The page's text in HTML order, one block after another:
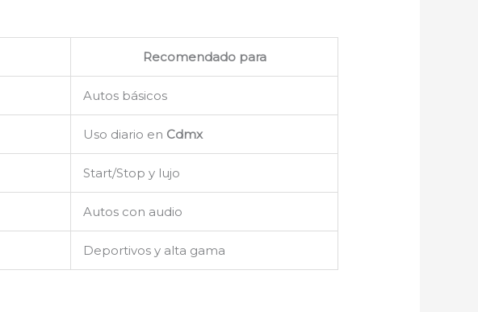
Recomendado para
Autos básicos
Uso diario en Cdmx
Start/Stop y lujo
Autos con audio
Deportivos y alta gama